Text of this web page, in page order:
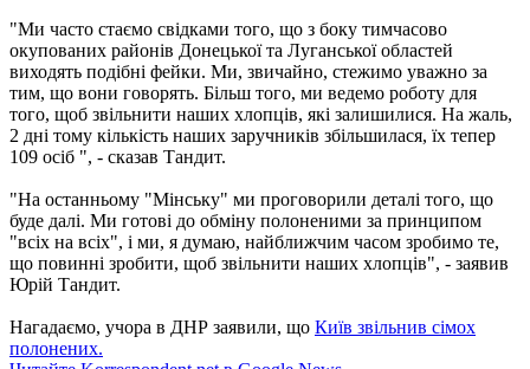
"Ми часто стаємо свідками того, що з боку тимчасово
окупованих районів Донецької та Луганської областей
виходять подібні фейки. Ми, звичайно, стежимо уважно за
тим, що вони говорять. Більш того, ми ведемо роботу для
того, щоб звільнити наших хлопців, які залишилися. На жаль,
2 дні тому кількість наших заручників збільшилася, їх тепер
109 осіб ", - сказав Тандит.
"На останньому "Мінську" ми проговорили деталі того, що
буде далі. Ми готові до обміну полоненими за принципом
"всіх на всіх", і ми, я думаю, найближчим часом зробимо те,
що повинні зробити, щоб звільнити наших хлопців", - заявив
Юрій Тандит.
Нагадаємо, учора в ДНР заявили, що Київ звільнив сімох
полонених.